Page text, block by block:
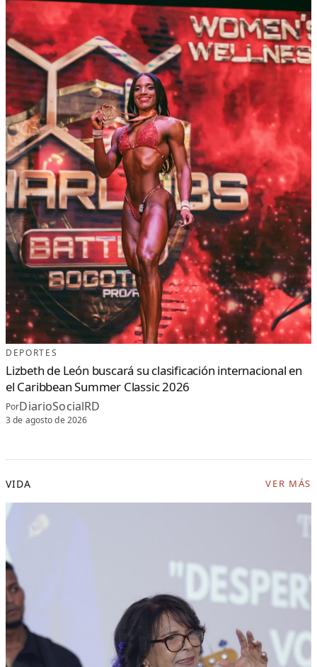
DEPORTES
Lizbeth de León buscará su clasificación internacional en
el Caribbean Summer Classic 2026
PorDiarioSocialRD
3 de agosto de 2026
VIDA VER MÁS